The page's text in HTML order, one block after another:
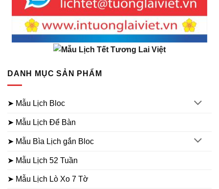
DANH MỤC SẢN PHẨM
➤ Mẫu Lịch Bloc
➤ Mẫu Lịch Để Bàn
➤ Mẫu Bìa Lịch gắn Bloc
➤ Mẫu Lịch 52 Tuần
➤ Mẫu Lịch Lò Xo 7 Tờ